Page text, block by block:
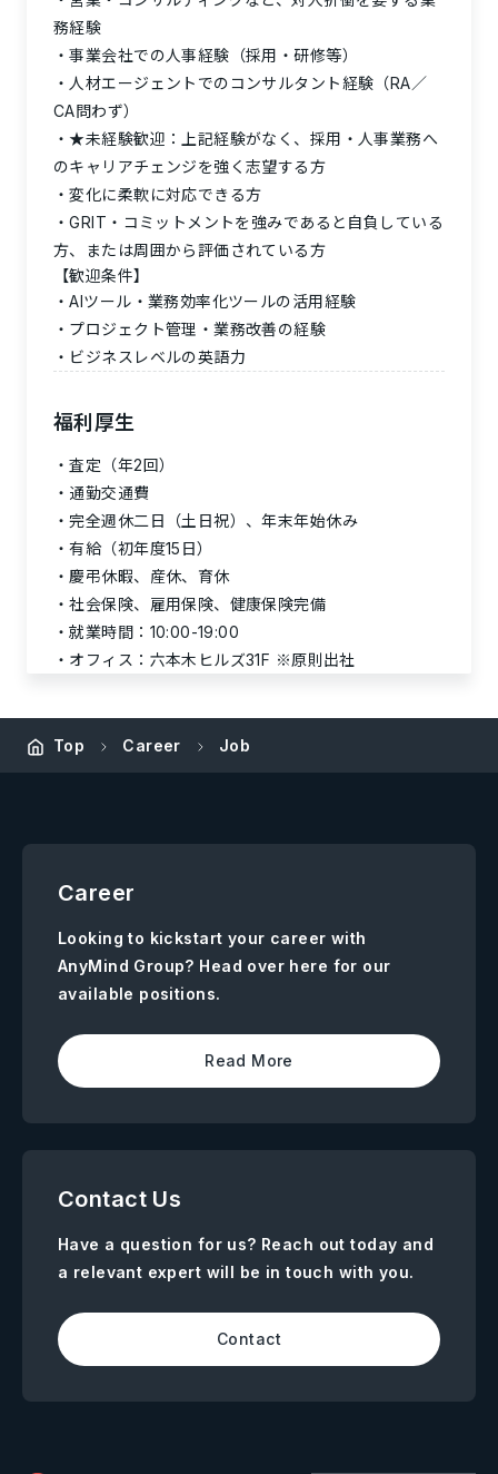
務経験
事業会社での人事経験（採用・研修等）
人材エージェントでのコンサルタント経験（RA／
CA問わず）
★未経験歓迎：
上記経験がなく、採用・人事業務へ
のキャリアチェンジを強く志望する方
変化に柔軟に対応できる方
GRIT・コミットメントを強みであると自負している
方、または周囲から評価されている方
【歓迎条件】
AIツール・業務効率化ツールの活用経験
プロジェクト管理・業務改善の経験
ビジネスレベルの英語力
福利厚生
査定（年2回）
通勤交通費
完全週休二日（土日祝）、年末年始休み
有給（初年度15日）
慶弔休暇、産休、育休
社会保険、雇用保険、健康保険完備
就業時間：10:00-19:00
オフィス：六本木ヒルズ31F ※原則出社
Top Career Job
Career
Looking to kickstart your career with
AnyMind Group? Head over here for our
available positions.
Read More
Contact Us
Have a question for us? Reach out today and
a relevant expert will be in touch with you.
Contact